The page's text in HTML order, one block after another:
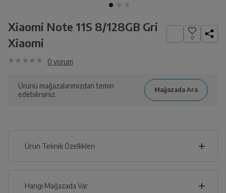
Xiaomi Note 11S 8/128GB Gri
Xiaomi
0
0 yorum
Ürünü mağazalarımızdan temin
edebilirsiniz.
Ürün Teknik Özellikleri
Hangi Mağazada Var